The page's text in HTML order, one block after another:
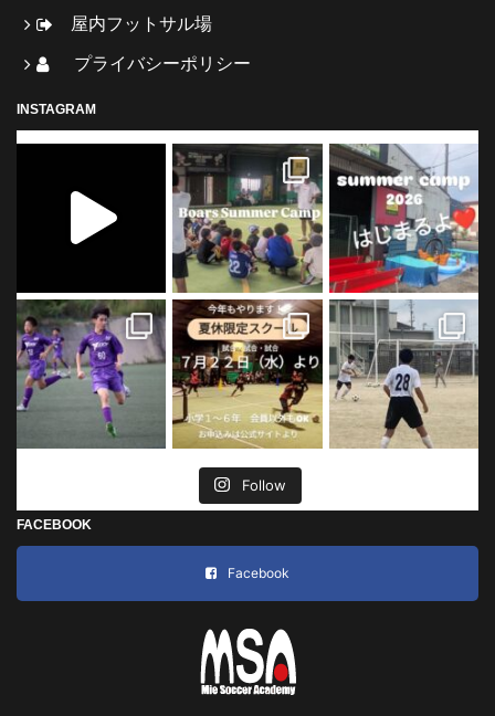
屋内フットサル場
プライバシーポリシー
INSTAGRAM
Follow
FACEBOOK
Facebook